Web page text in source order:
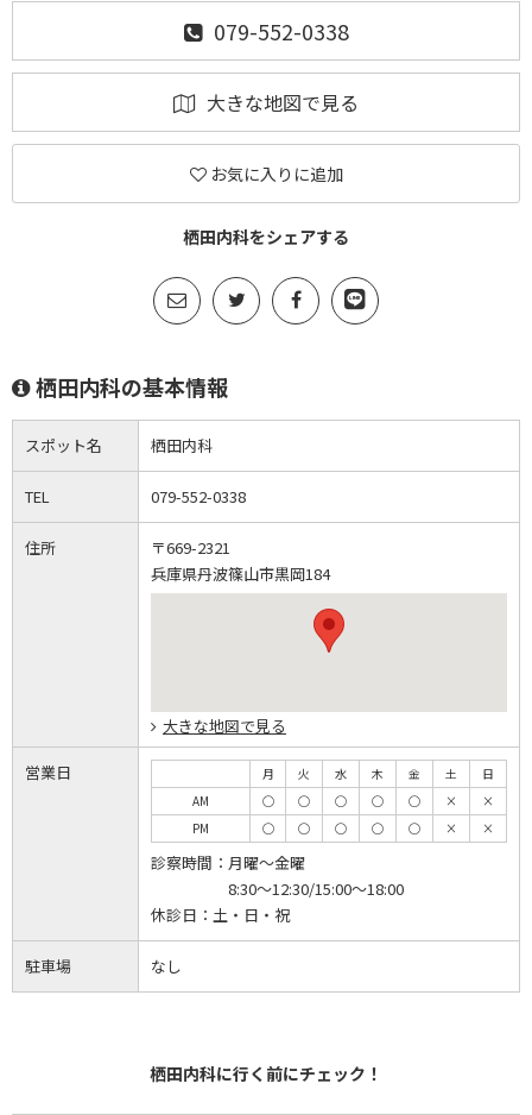
079-552-0338
大きな地図で見る
お気に入りに追加
栖田内科をシェアする
栖田内科の基本情報
スポット名 栖田内科
TEL 079-552-0338
住所
〒669-2321
兵庫県丹波篠山市黒岡184
大きな地図で見る
営業日 月 火 水 木 金 土
日
AM
◯ ◯ ◯ ◯ ◯ ×
×
PM
◯ ◯ ◯ ◯ ◯ × ×
診察時間： 月曜～金曜
8:30～12:30/15:00～18:00
休診日： 土・日・祝
駐車場 なし
栖田内科に行く前にチェック！